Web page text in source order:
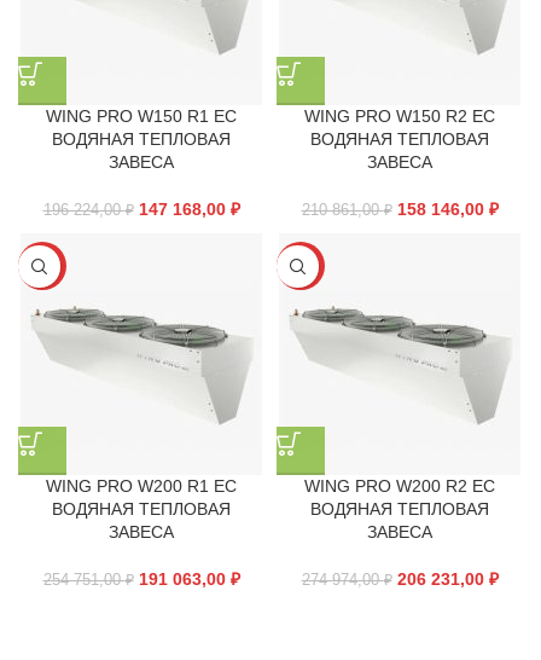
WING PRO W150 R1 EC
ВОДЯНАЯ ТЕПЛОВАЯ
ЗАВЕСА
196 224,00₽ 147 168,00 ₽
WING PRO W150 R2 EC
ВОДЯНАЯ ТЕПЛОВАЯ
ЗАВЕСА
210 861,00₽ 158 146,00 ₽
-25%
WING PRO W200 R1 EC
ВОДЯНАЯ ТЕПЛОВАЯ
ЗАВЕСА
254 751,00₽ 191 063,00 ₽
-25%
WING PRO W200 R2 EC
ВОДЯНАЯ ТЕПЛОВАЯ
ЗАВЕСА
274 974,00₽ 206 231,00 ₽